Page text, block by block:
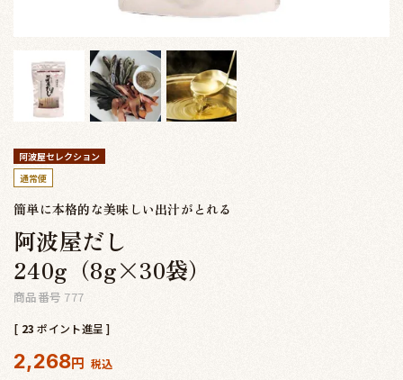
阿波屋セレクション
通常便
簡単に本格的な美味しい出汁がとれる
阿波屋だし
240g（8g×30袋）
商品番号 777
[ 23 ポイント進呈 ]
2,268 税込